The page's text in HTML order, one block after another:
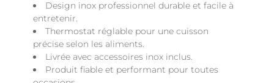
Design inox professionnel durable et facile à
entretenir.
Thermostat réglable pour une cuisson
précise selon les aliments.
Livrée avec accessoires inox inclus.
Produit fiable et performant pour toutes